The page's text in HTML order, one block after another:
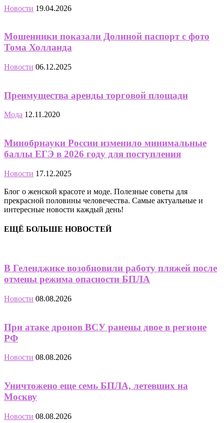
Новости 19.04.2026
Мошенники показали Долиной паспорт с фото
Тома Холланда
Новости 06.12.2025
Преимущества аренды торговой площади
Мода 12.11.2020
Минобрнауки России изменило минимальные
баллы ЕГЭ в 2026 году для поступления
Новости 17.12.2025
Блог о женской красоте и моде. Полезные советы для
прекрасной половины человечества. Самые актуальные и
интересные новости каждый день!
ЕЩЁ БОЛЬШЕ НОВОСТЕЙ
В Геленджике возобновили работу пляжей после
отмены режима опасности БПЛА
Новости 08.08.2026
При атаке дронов ВСУ ранены двое в регионе
РФ
Новости 08.08.2026
Уничтожено еще семь БПЛА, летевших на
Москву
Новости 08.08.2026